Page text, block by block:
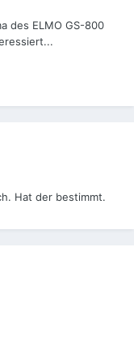
des ELMO GS-800
Hat der bestimmt.